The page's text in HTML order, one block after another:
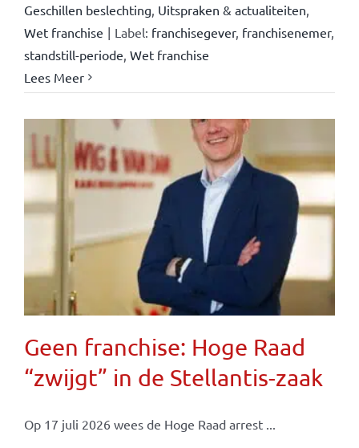
Geschillen beslechting Uitspraken & actualiteiten
Wet franchise | Label: franchisegever, franchisenemer,
standstill-periode Wet franchise
Lees Meer
Geen franchise: Hoge Raad
“zwijgt” in de Stellantis-zaak
Op 17 juli 2026 wees de Hoge Raad arrest ...